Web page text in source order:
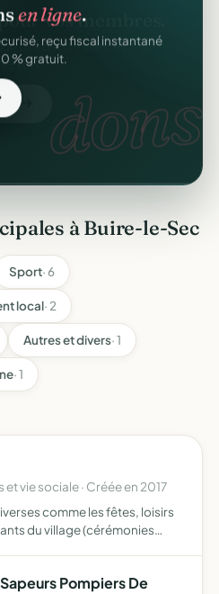
dons.
en ligne.
reçu fiscal instantané
% gratuit.
à Buire-le-Sec
Sport· 6
local· 2
Autres et divers· 1
· 1
vie sociale · Créée en 2017
comme les fêtes, loisirs
du village (cérémonies
Pompiers De